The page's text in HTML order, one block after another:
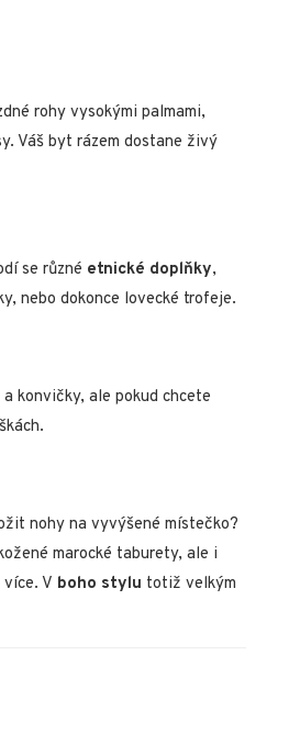
rohy vysokými palmami,
Váš byt rázem dostane živý
se různé etnické doplňky,
nebo dokonce lovecké trofeje.
konvičky, ale pokud chcete
nohy na vyvýšené místečko?
marocké taburety, ale i
V boho stylu totiž velkým